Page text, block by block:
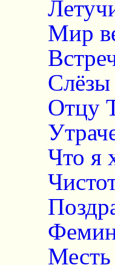
Мир
Слёзы
Отцу
Что я
Месть